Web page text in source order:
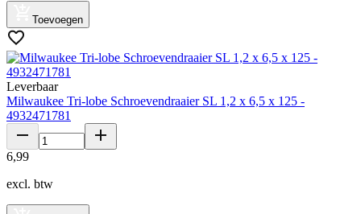
Toevoegen
Leverbaar
Milwaukee Tri-lobe Schroevendraaier SL 1,2 x 6,5 x 125 -
4932471781
6,99
excl. btw